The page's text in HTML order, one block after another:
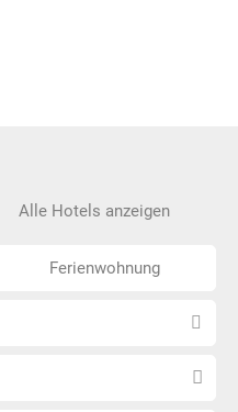
Alle Hotels anzeigen
Ferienwohnung